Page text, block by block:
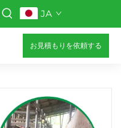
JA
お見積もりを依頼する